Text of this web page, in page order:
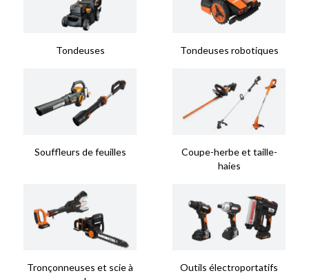
Tondeuses Tondeuses robotiques
Souffleurs de feuilles
Coupe-herbe et taille-
haies
Tronçonneuses et scie à
Outils électroportatifs